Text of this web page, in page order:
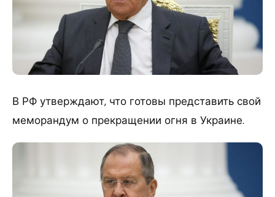
В РФ утверждают, что готовы представить свой
меморандум о прекращении огня в Украине.